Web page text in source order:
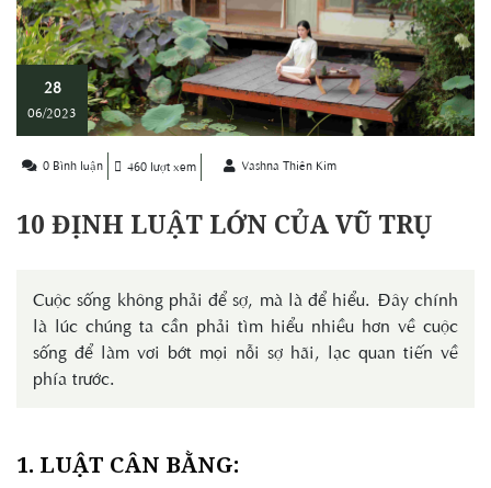
28
06/2023
0 Bình luận 460 lượt xem Vashna Thiên Kim
10 ĐỊNH LUẬT LỚN CỦA VŨ TRỤ
Cuộc sống không phải để sợ, mà là để hiểu. Đây chính
là lúc chúng ta cần phải tìm hiểu nhiều hơn về cuộc
sống để làm vơi bớt mọi nỗi sợ hãi, lạc quan tiến về
phía trước.
1. LUẬT CÂN BẰNG: